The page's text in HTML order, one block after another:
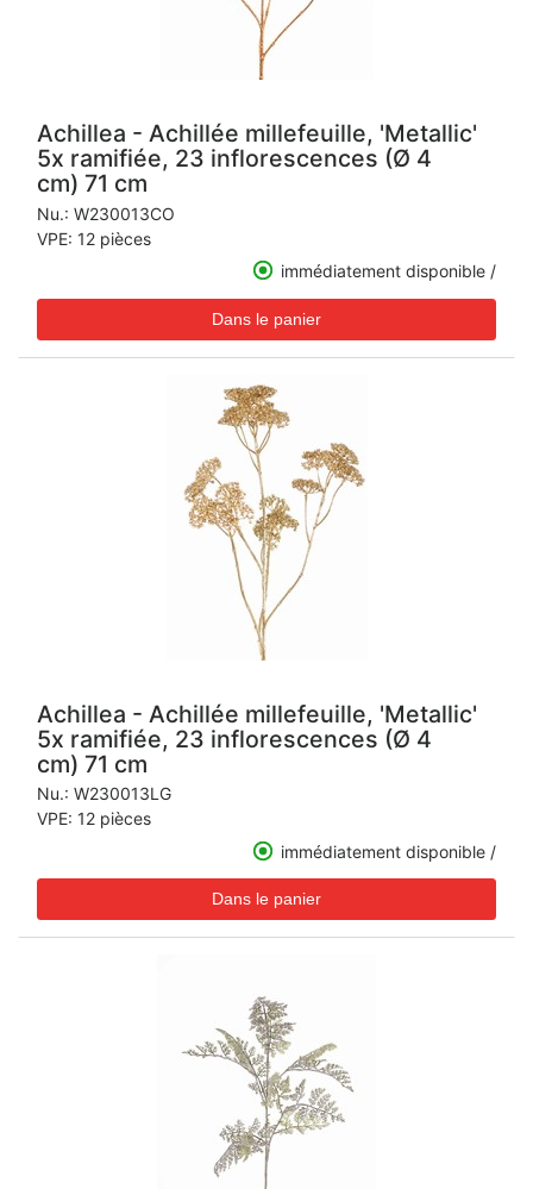
Achillea - Achillée millefeuille, 'Metallic'
5x ramifiée, 23 inflorescences (Ø 4
cm) 71 cm
Nu.: W230013CO
VPE: 12 pièces
immédiatement disponible /
Achillea - Achillée millefeuille, 'Metallic'
5x ramifiée, 23 inflorescences (Ø 4
cm) 71 cm
Nu.: W230013LG
VPE: 12 pièces
immédiatement disponible /